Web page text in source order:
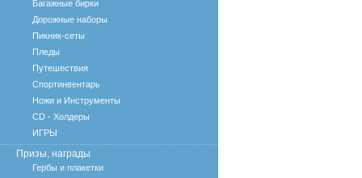
Багажные бирки
Дорожные наборы
Пикник-сеты
Пледы
Путешествия
Спортинвентарь
Ножи и Инструменты
CD - Холдеры
ИГРЫ
Призы, награды
Гербы и плакетки